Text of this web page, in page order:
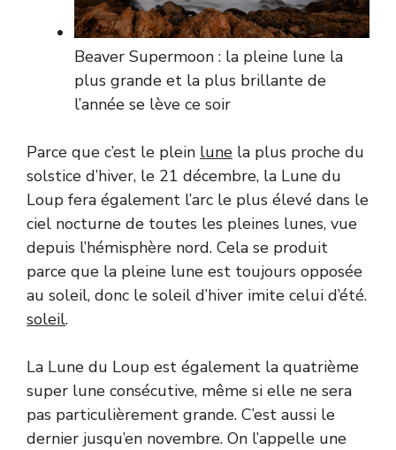
Beaver Supermoon : la pleine lune la
plus grande et la plus brillante de
l’année se lève ce soir
Parce que c’est le plein lune la plus proche du
solstice d’hiver, le 21 décembre, la Lune du
Loup fera également l’arc le plus élevé dans le
ciel nocturne de toutes les pleines lunes, vue
depuis l’hémisphère nord. Cela se produit
parce que la pleine lune est toujours opposée
au soleil, donc le soleil d’hiver imite celui d’été.
soleil.
La Lune du Loup est également la quatrième
super lune consécutive, même si elle ne sera
pas particulièrement grande. C’est aussi le
dernier jusqu’en novembre. On l’appelle une